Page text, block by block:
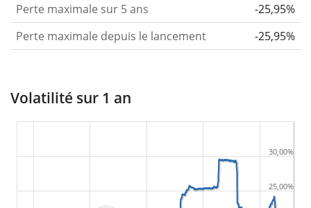
Perte maximale sur 5 ans
-25,95%
Perte maximale depuis le lancement
-25,95%
Volatilité sur 1 an
25,00%
30,00%